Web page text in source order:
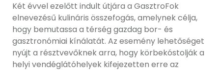
Két évvel ezelőtt indult útjára a GasztroFok
elnevezésű kulináris összefogás, amelynek célja,
hogy bemutassa a térség gazdag bor- és
gasztronómiai kínálatát. Az esemény lehetőséget
nyújt a résztvevőknek arra, hogy körbekóstolják a
helyi vendéglátóhelyek kifejezetten erre az